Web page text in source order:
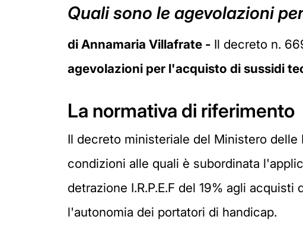
Quali sono le agevolazioni
di Annamaria Villafrate - Il decreto n.
agevolazioni per l'acquisto di sussidi
La normativa di riferimento
Il decreto ministeriale del Ministero
condizioni alle quali è subordinata
detrazione I.R.P.E.F del 19% agli
l'autonomia dei portatori di handicap.